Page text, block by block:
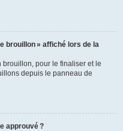
brouillon » affiché lors de la
brouillon, pour le finaliser et le
depuis le panneau de
approuvé ?